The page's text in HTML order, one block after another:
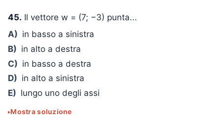
45. Il vettore w = (7; −3) punta...
A) in basso a sinistra
B) in alto a destra
C) in basso a destra
D) in alto a sinistra
E) lungo uno degli assi
Mostra soluzione